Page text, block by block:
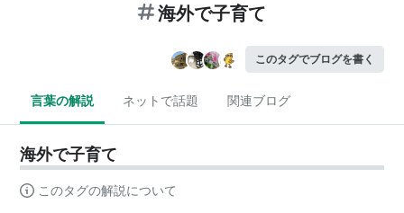
海外で子育て
このタグでブログを書く
言葉の解説 ネットで話題 関連ブログ
海外で子育て
このタグの解説について